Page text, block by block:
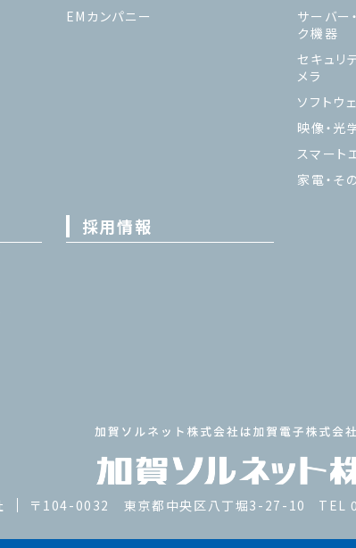
EMカンパニー
サーバー
ク機器
セキュリ
メラ
ソフトウ
映像・光
スマート
家電・そ
採用情報
〒104-0032 東京都中央区八丁堀3-27-10 TEL